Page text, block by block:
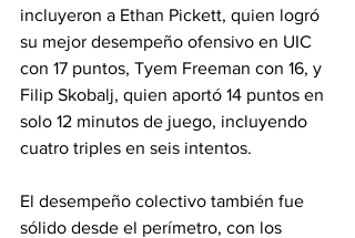
incluyeron a Ethan Pickett, quien logró
su mejor desempeño ofensivo en UIC
con 17 puntos, Tyem Freeman con 16, y
Filip Skobalj, quien aportó 14 puntos en
solo 12 minutos de juego, incluyendo
cuatro triples en seis intentos.
El desempeño colectivo también fue
sólido desde el perímetro, con los